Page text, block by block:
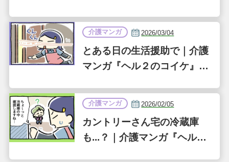
介護マンガ 2026/03/04
とある日の生活援助で｜介護
マンガ『ヘル２のコイケ』第
介護マンガ 2026/02/05
カントリーさん宅の冷蔵庫
も...？｜介護マンガ『ヘル２